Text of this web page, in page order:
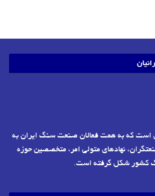
است که به همت فعالان صنعت سنگ ایران به
نهادهای متولی امر، متخصصین حوزه
کشور شکل گرفته است.